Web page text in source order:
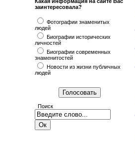
заинтересовала?
Фотографии знаменитых
людей
Биографии исторических
личностей
Биографии современных
знаменитостей
Новости из жизни публичных
людей
Поиск